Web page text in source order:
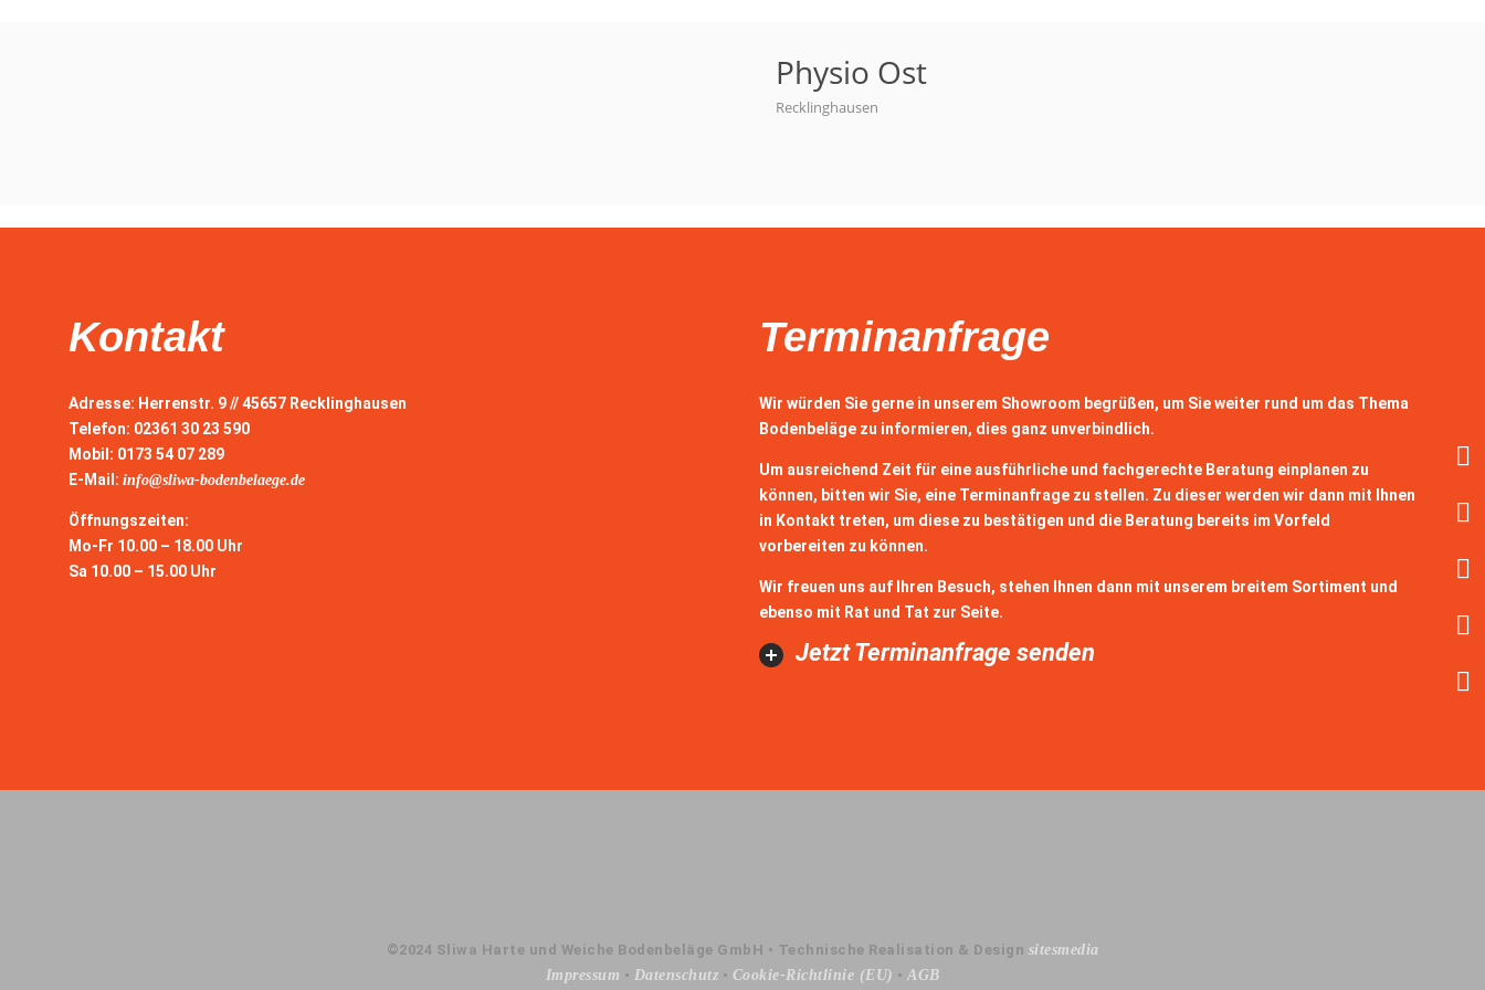
Physio Ost
Recklinghausen
Kontakt
Adresse: Herrenstr. 9 // 45657 Recklinghausen
Telefon: 02361 30 23 590
Mobil: 0173 54 07 289
E-Mail : info@sliwa-bodenbelaege.de
Öffnungszeiten:
Mo-Fr 10.00 – 18.00 Uhr
Sa 10.00 – 15.00 Uhr
Terminanfrage
Wir würden Sie gerne in unserem Showroom begrüßen, um Sie weiter rund um das Thema
Bodenbeläge zu informieren, dies ganz unverbindlich.
Um ausreichend Zeit für eine ausführliche und fachgerechte Beratung einplanen zu
können, bitten wir Sie, eine Terminanfrage zu stellen. Zu dieser werden wir dann mit Ihnen
in Kontakt treten, um diese zu bestätigen und die Beratung bereits im Vorfeld
vorbereiten zu können.
Wir freuen uns auf Ihren Besuch, stehen Ihnen dann mit unserem breitem Sortiment und
ebenso mit Rat und Tat zur Seite.
Jetzt Terminanfrage senden
©2024 Sliwa Harte und Weiche Bodenbeläge GmbH • Technische Realisation & Design sitesmedia
Impressum • Datenschutz • Cookie-Richtlinie (EU) • AGB